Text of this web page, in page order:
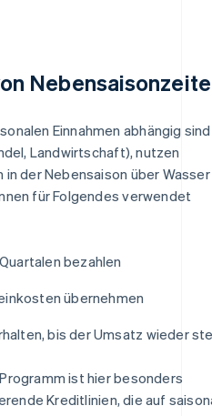
Einnahmen abhängig sind
Landwirtschaft), nutzen
der Nebensaison über
für Folgendes verwendet
bezahlen
übernehmen
bis der Umsatz wieder
ist hier besonders
Kreditlinien, die auf